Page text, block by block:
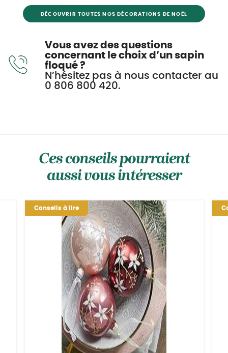
DÉCOUVRIR TOUTES NOS DÉCORATIONS DE NOËL
Vous avez des questions
concernant le choix d’un sapin
floqué ?
N’hésitez pas à nous contacter au
0 806 800 420.
Ces conseils pourraient
aussi vous intéresser
Conseils à lire